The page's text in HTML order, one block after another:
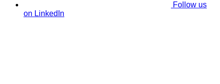
Follow us
on LinkedIn